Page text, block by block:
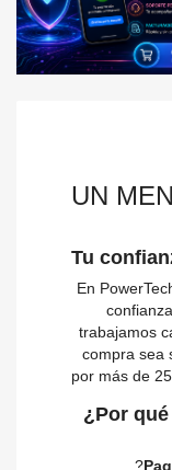
UN
Tu
En
trabajamos
compra sea
por más de
¿Por
?